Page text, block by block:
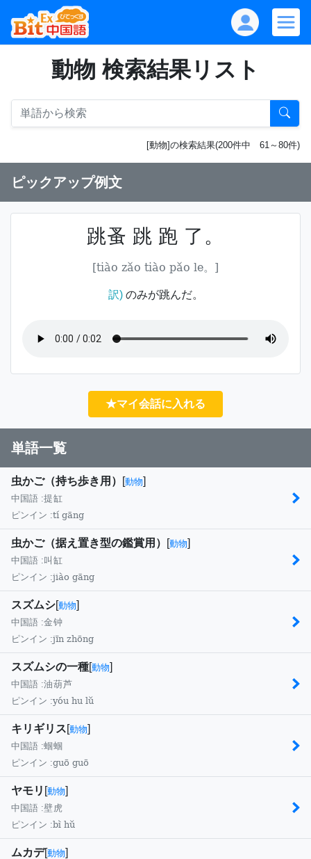
動物 検索結果リスト
[動物]の検索結果(200件中 61～80件)
ピックアップ例文
跳蚤 跳 跑 了。
[tiào zǎo tiào pǎo le。]
訳)のみが跳んだ。
★マイ会話に入れる
単語一覧
虫かご（持ち歩き用） [動物]
中国語 :提缸
ピンイン :tí gāng
虫かご（据え置き型の鑑賞用） [動物]
中国語 :叫缸
ピンイン :jiào gāng
スズムシ[動物]
中国語 :金钟
ピンイン :jīn zhōng
スズムシの一種[動物]
中国語 :油葫芦
ピンイン :yóu hu lǔ
キリギリス[動物]
中国語 :蝈蝈
ピンイン :guō guō
ヤモリ [動物]
中国語 :壁虎
ピンイン :bì hǔ
ムカデ[動物]